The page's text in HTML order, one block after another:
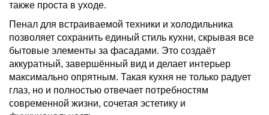
также проста в уходе.
Пенал для встраиваемой техники и холодильника
позволяет сохранить единый стиль кухни, скрывая все
бытовые элементы за фасадами. Это создаёт
аккуратный, завершённый вид и делает интерьер
максимально опрятным. Такая кухня не только радует
глаз, но и полностью отвечает потребностям
современной жизни, сочетая эстетику и